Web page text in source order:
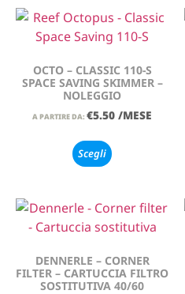
OCTO – CLASSIC 110-S
SPACE SAVING SKIMMER –
NOLEGGIO
A PARTIRE DA: €5.50 /MESE
Scegli
DENNERLE – CORNER
FILTER – CARTUCCIA FILTRO
SOSTITUTIVA 40/60